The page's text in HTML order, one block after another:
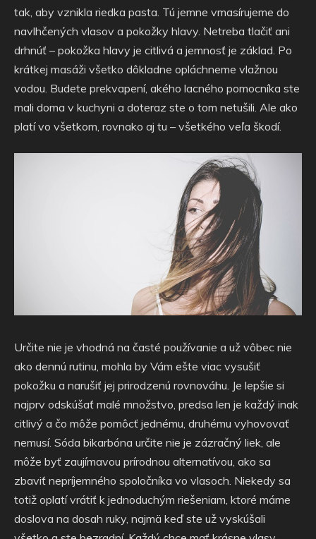
tak, aby vznikla riedka pasta. Tú jemne vmasírujeme do
navlhčených vlasov a pokožky hlavy. Netreba tlačiť ani
drhnúť – pokožka hlavy je citlivá a jemnosť je základ. Po
krátkej masáži všetko dôkladne opláchneme vlažnou
vodou. Budete prekvapení, akého lacného pomocníka ste
mali doma v kuchyni a doteraz ste o tom netušili. Ale ako
platí vo všetkom, rovnako aj tu – všetkého veľa škodí.
Určite nie je vhodná na časté používanie a už vôbec nie
ako dennú rutinu, mohla by Vám ešte viac vysušiť
pokožku a narušiť jej prirodzenú rovnováhu. Je lepšie si
najprv odskúšať malé množstvo, predsa len je každý inak
citlivý a čo môže pomôcť jednému, druhému vyhovovať
nemusí. Sóda bikarbóna určite nie je zázračný liek, ale
môže byť zaujímavou prírodnou alternatívou, ako sa
zbaviť nepríjemného spoločníka vo vlasoch. Niekedy sa
totiž oplatí vrátiť k jednoduchým riešeniam, ktoré máme
doslova na dosah ruky, najmä keď ste už vyskúšali